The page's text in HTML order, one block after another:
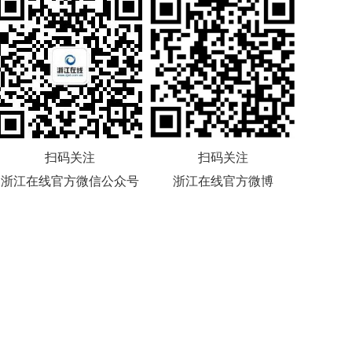
扫码关注
浙江在线官方微信公众号
扫码关注
浙江在线官方微博